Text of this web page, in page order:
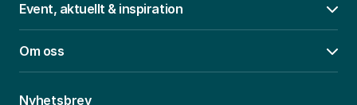
Event, aktuellt & inspiration
Om oss
Nyhetsbrev